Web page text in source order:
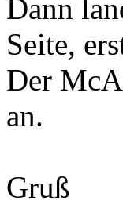
Dann
Seite,
Der
an.
Gruß